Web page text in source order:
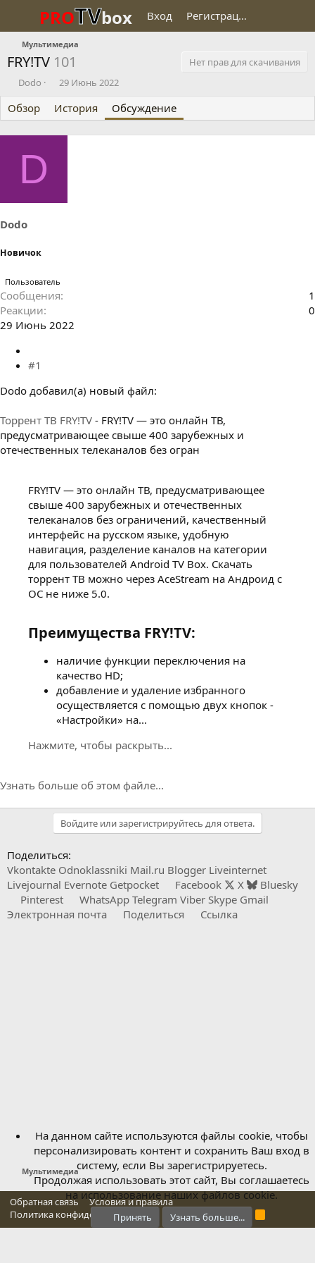
PROTVbox Вход Регистрация
Мультимедиа
FRY!TV 101
Нет прав для скачивания
А
т
о
р
ы
Dodo
Д
т
а
н
29 Июнь 2022
Обзор История Обсуждение
D
Dodo
Новичок
Пользователь
Сообщения
1
Реакции
0
29 Июнь 2022
#1
Dodo добавил(а) новый файл:
Торрент ТВ FRY!TV - FRY!TV — это онлайн ТВ,
предусматривающее свыше 400 зарубежных и
отечественных телеканалов без огран
FRY!TV — это онлайн ТВ, предусматривающее
свыше 400 зарубежных и отечественных
телеканалов без ограничений, качественный
интерфейс на русском языке, удобную
навигация, разделение каналов на категории
для пользователей Android TV Box. Скачать
торрент ТВ можно через AceStream на Андроид с
ОС не ниже 5.0.
Преимущества FRY!TV:​
наличие функции переключения на
качество HD;
добавление и удаление избранного
осуществляется с помощью двух кнопок -
«Настройки» на...
Нажмите, чтобы раскрыть...
Узнать больше об этом файле...
Войдите или зарегистрируйтесь для ответа.
Поделиться:
Vkontakte Odnoklassniki Mail.ru Blogger Liveinternet
Livejournal Evernote Getpocket Facebook X
Bluesky
Pinterest
WhatsApp Telegram Viber Skype Gmail
Электронная почта
Поделиться Ссылка
Мультимедиа
Обратная связь
Условия и правила
Политика конфиденциальности
Справка Главная
R
На данном сайте используются файлы cookie, чтобы
персонализировать контент и сохранить Ваш вход в
систему, если Вы зарегистрируетесь.
Продолжая использовать этот сайт, Вы соглашаетесь
на использование наших файлов cookie.
Принять Узнать больше...